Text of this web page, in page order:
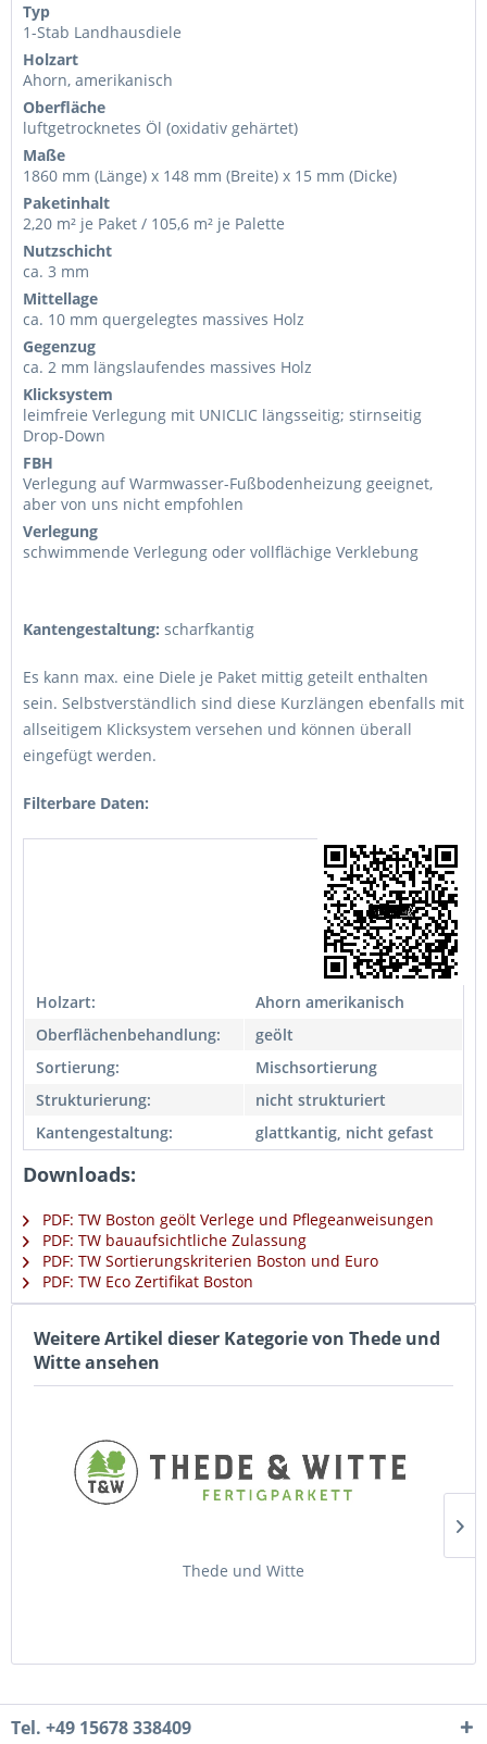
Typ
1-Stab Landhausdiele
Holzart
Ahorn, amerikanisch
Oberfläche
luftgetrocknetes Öl (oxidativ gehärtet)
Maße
1860 mm (Länge) x 148 mm (Breite) x 15 mm (Dicke)
Paketinhalt
2,20 m² je Paket / 105,6 m² je Palette
Nutzschicht
ca. 3 mm
Mittellage
ca. 10 mm quergelegtes massives Holz
Gegenzug
ca. 2 mm längslaufendes massives Holz
Klicksystem
leimfreie Verlegung mit UNICLIC längsseitig; stirnseitig
Drop-Down
FBH
Verlegung auf Warmwasser-Fußbodenheizung geeignet,
aber von uns nicht empfohlen
Verlegung
schwimmende Verlegung oder vollflächige Verklebung
Kantengestaltung: scharfkantig
Es kann max. eine Diele je Paket mittig geteilt enthalten
sein. Selbstverständlich sind diese Kurzlängen ebenfalls mit
allseitigem Klicksystem versehen und können überall
eingefügt werden.
Filterbare Daten:
Holzart:
Ahorn amerikanisch
Oberflächenbehandlung:
geölt
Sortierung:
Mischsortierung
Strukturierung:
nicht strukturiert
Kantengestaltung:
glattkantig, nicht gefast
Downloads:
PDF: TW Boston geölt Verlege und Pflegeanweisungen
PDF: TW bauaufsichtliche Zulassung
PDF: TW Sortierungskriterien Boston und Euro
PDF: TW Eco Zertifikat Boston
Weitere Artikel dieser Kategorie von Thede und
Witte ansehen
Thede und Witte
Tel. +49 15678 338409